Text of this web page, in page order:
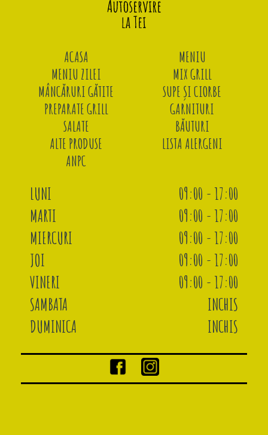
ACASA
MENIU
MENIU ZILEI
MIX GRILL
MÂNCĂRURI GĂTITE
SUPE ȘI CIORBE
PREPARATE GRILL
GARNITURI
SALATE
BĂUTURI
ALTE PRODUSE
LISTA ALERGENI
ANPC
LUNI
09:00 - 17:00
MARTI
09:00 - 17:00
MIERCURI
09:00 - 17:00
JOI
09:00 - 17:00
VINERI
09:00 - 17:00
SAMBATA
INCHIS
DUMINICA
INCHIS